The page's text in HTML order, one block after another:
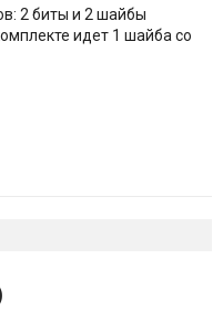
2 биты и 2 шайбы
идет 1 шайба со